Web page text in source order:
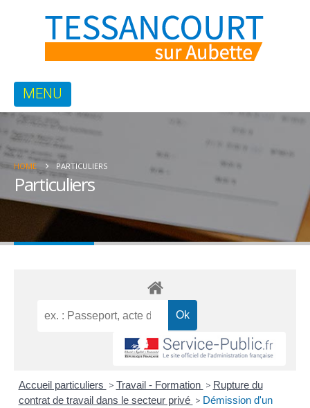
HOME PARTICULIERS
Particuliers
Accueil particuliers > Travail - Formation > Rupture du
contrat de travail dans le secteur privé > Démission d'un